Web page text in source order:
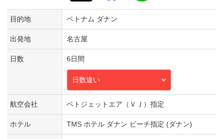
目的地 ベトナム ダナン
出発地 名古屋
日数 6日間
日数違い
航空会社 ベトジェットエア（ＶＪ）指定
ホテル TMS ホテル ダナン ビーチ指定 (ダナン)